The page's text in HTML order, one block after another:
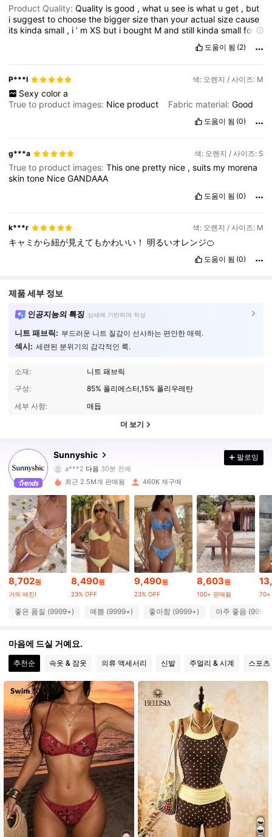
Product Quality:Quality isgood ,what usee iswhat uget , but
isuggesttochoosethe biggersizethanyouractualsizecause
its kindasmall , i’ mXS but i bought Mandstill kindasmallfor
도움이 됨 (2)
P***l 색: 오렌지 / 사이즈: M
Sexy color a
True to product images: Nice product Fabric material:Good
도움이 됨 (0)
g***a 색: 오렌지 / 사이즈: S
True to product images:Thisone pretty nice ,suits my morena
skintone NiceGANDAAA
도움이 됨 (0)
k***r 색: 오렌지 / 사이즈: M
キャミから紐が見えてもかわいい！ 明るいオレンジ🍊
도움이 됨 (0)
제품 세부 정보
인공지능의 특징 상세에 기반하여 작성
니트 패브릭: 부드러운 니트 질감이 선사하는 편안한 매력.
섹시: 세련된 분위기의 감각적인 룩.
소재:
니트 패브릭
구성:
85% 폴리에스터,15% 폴리우레탄
세부 사항:
매듭
더 보기
Sunnyshic
a***2 다음 30분 전에
a***e 가 탐색 중입니다
4.83
369K 팔로워
4.83 369K 팔로워
4.83 369K 팔로워
369K 팔로워
4.83 369K 팔로워
4.83 369K 팔로워
4.83 369K 팔로워
4.83 369K 팔로워
팔로잉
최근 2.5M개 판매됨 460K 재구매
8,702원
거의 매진!
8,490원
23% OFF
9,490원
23% OFF
8,603원
100+ 판매됨 70+
좋은 품질 (9999+) 예쁨 (9999+) 좋아함 (9999+) 아주 좋음
마음에 드실 거예요.
추천순 속옷 & 잠옷 의류 액세서리 신발 주얼리 & 시계 스포